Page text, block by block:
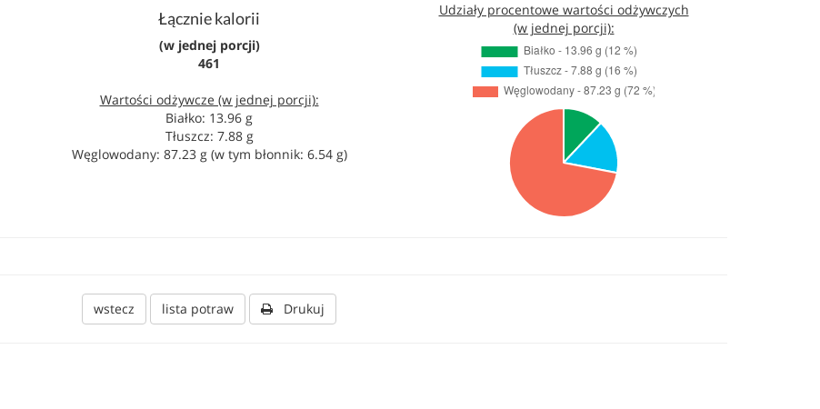
Łącznie kalorii
(w jednej porcji)
461
Wartości odżywcze (w jednej porcji):
Białko: 13.96 g
Tłuszcz: 7.88 g
Węglowodany: 87.23 g (w tym błonnik: 6.54 g)
Udziały procentowe wartości odżywczych
(w jednej porcji):
wstecz lista potraw Drukuj